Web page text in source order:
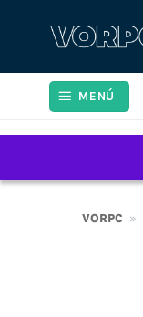
MENÚ
VORPC »